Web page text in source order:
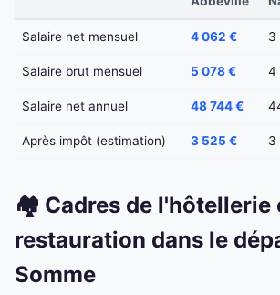
Salaire net mensuel 4 062 € 3
Salaire brut mensuel 5 078 € 4
Salaire net annuel 48 744 €
Après impôt (estimation) 3 525 € 3
🏘️ Cadres de l'hôtellerie
restauration dans le
Somme